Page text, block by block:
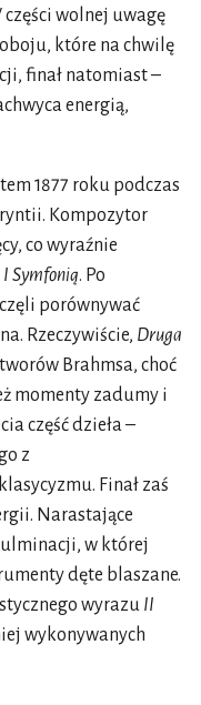
wolnej uwagę
które na chwilę
finał natomiast –
energią,
1877 roku podczas
Kompozytor
co wyraźnie
I Symfonią. Po
porównywać
Rzeczywiście, Druga
Brahmsa, choć
momenty zadumy i
część dzieła –
z
Finał zaś
Narastające
w której
dęte blaszane.
wyrazu II
wykonywanych